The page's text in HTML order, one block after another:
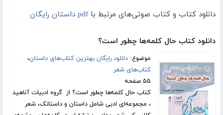
دانلود کتاب و کتاب صوتی‌های مرتبط با pdf داستان رایگان
دانلود کتاب حال کلمه‌ها چطور است؟
موضوع:دانلود رایگان بهترین کتاب‌های داستان،
کتاب‌های شعر
۵۵ صفحه
کتاب حال کلمه‌ها چطور است؟ از گروه ادبیات آناهید
، مجموعه‌ای ادبی شامل داستان و داستانک، شعر